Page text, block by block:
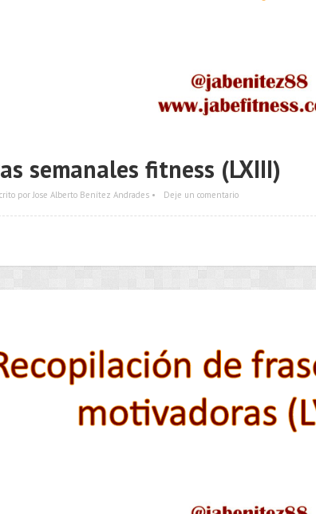
semanales fitness (LXIII)
por Jose Alberto Benítez Andrades • Deje un comentario